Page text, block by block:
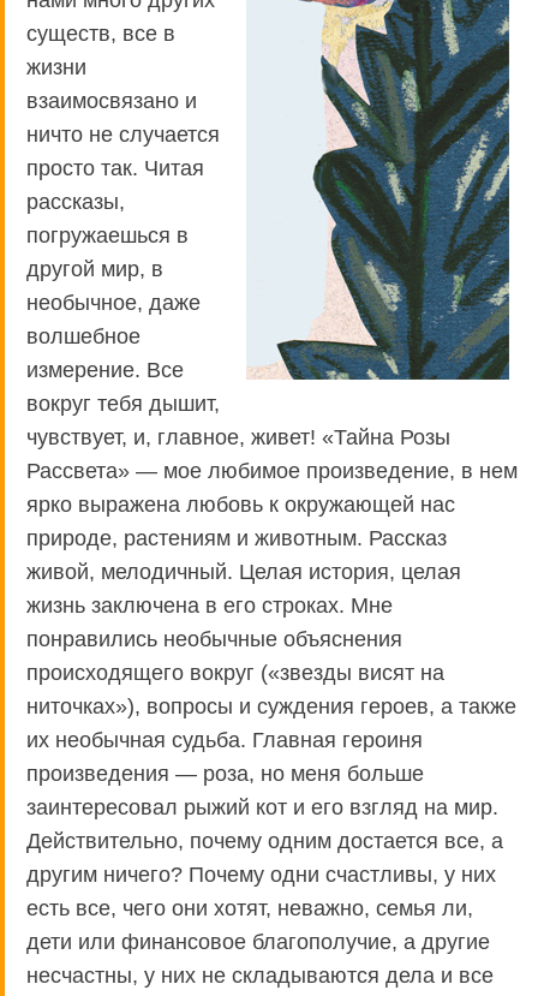
существ, все в
жизни
взаимосвязано и
ничто не случается
просто так. Читая
рассказы,
погружаешься в
другой мир, в
необычное, даже
волшебное
измерение. Все
вокруг тебя дышит,
чувствует, и, главное, живет! «Тайна Розы
Рассвета» — мое любимое произведение, в нем
ярко выражена любовь к окружающей нас
природе, растениям и животным. Рассказ
живой, мелодичный. Целая история, целая
жизнь заключена в его строках. Мне
понравились необычные объяснения
происходящего вокруг («звезды висят на
ниточках»), вопросы и суждения героев, а также
их необычная судьба. Главная героиня
произведения — роза, но меня больше
заинтересовал рыжий кот и его взгляд на мир.
Действительно, почему одним достается все, а
другим ничего? Почему одни счастливы, у них
есть все, чего они хотят, неважно, семья ли,
дети или финансовое благополучие, а другие
несчастны, у них не складываются дела и все